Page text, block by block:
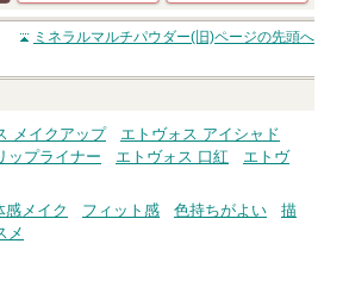
ミネラルマルチパウダー(旧)ページの先頭へ
メイクアップ
エトヴォス アイシャド
ップライナー エトヴォス 口紅
エトヴ
感メイク フィット感 色持ちがよい
描
メ